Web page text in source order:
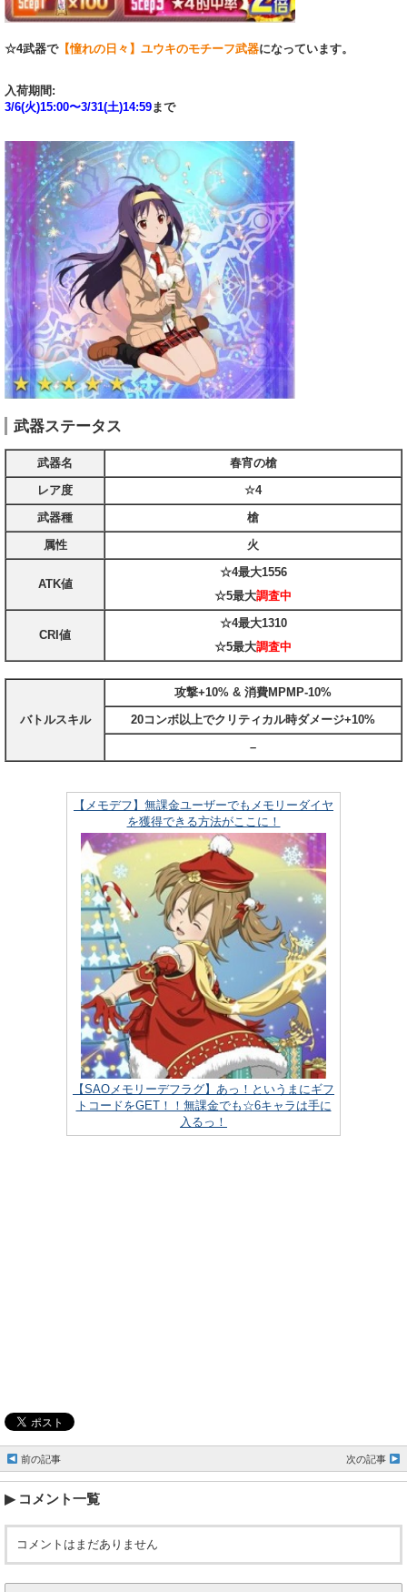
☆4武器で【憧れの日々】ユウキのモチーフ武器になっています。
入荷期間:
3/6(火)15:00〜3/31(土)14:59まで
武器ステータス
武器名
春宵の槍
レア度
☆4
武器種
槍
属性
火
ATK値
☆4最大1556
☆5最大調査中
CRI値
☆4最大1310
☆5最大調査中
バトルスキル
攻撃+10% & 消費MPMP-10%
20コンボ以上でクリティカル時ダメージ+10%
–
【メモデフ】無課金ユーザーでもメモリーダイヤ
を獲得できる方法がここに！
【SAOメモリーデフラグ】あっ！というまにギフ
トコードをGET！！無課金でも☆6キャラは手に
入るっ！
前の記事 次の記事
コメント一覧
コメントはまだありません